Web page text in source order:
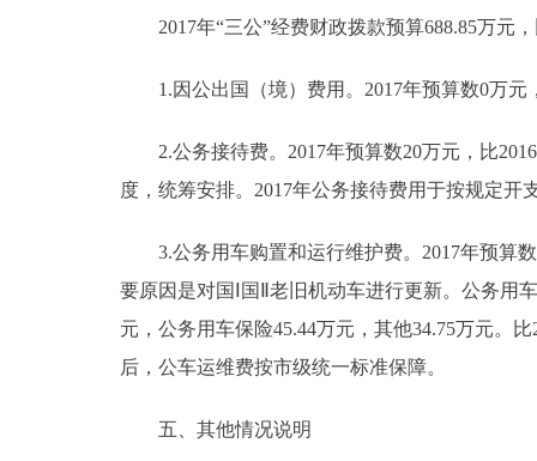
2017年“三公”经费财政拨款预算688.85万元，
1.因公出国（境）费用。2017年预算数0万元
2.公务接待费。2017年预算数20万元，比2016
度，统筹安排。2017年公务接待费用于按规定开
3.公务用车购置和运行维护费。2017年预算数
要原因是对国Ⅰ国Ⅱ老旧机动车进行更新。公务用
元，公务用车保险45.44万元，其他34.75万元。
后，公车运维费按市级统一标准保障。
五、其他情况说明